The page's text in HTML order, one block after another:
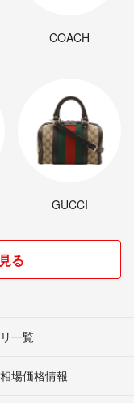
COACH
GUCCI
る
一覧
場価格情報